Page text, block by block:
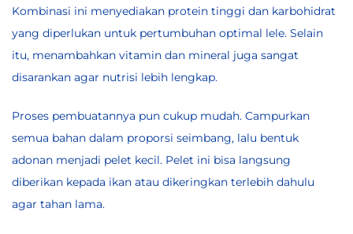
Kombinasi ini menyediakan protein tinggi dan karbohidrat
yang diperlukan untuk pertumbuhan optimal lele. Selain
itu, menambahkan vitamin dan mineral juga sangat
disarankan agar nutrisi lebih lengkap.
Proses pembuatannya pun cukup mudah. Campurkan
semua bahan dalam proporsi seimbang, lalu bentuk
adonan menjadi pelet kecil. Pelet ini bisa langsung
diberikan kepada ikan atau dikeringkan terlebih dahulu
agar tahan lama.